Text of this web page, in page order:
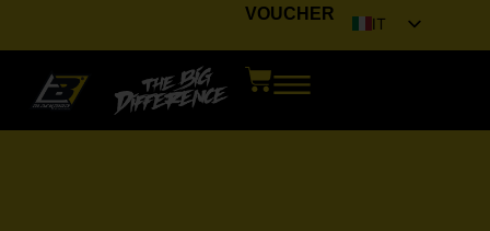
VOUCHER
IT
DE